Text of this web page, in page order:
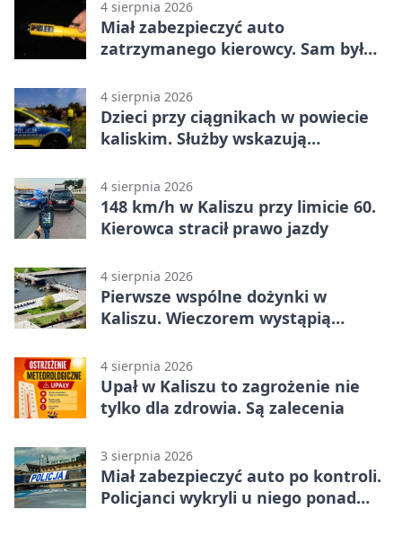
4 sierpnia 2026
Miał zabezpieczyć auto
zatrzymanego kierowcy. Sam był
4 sierpnia 2026
Dzieci przy ciągnikach w powiecie
kaliskim. Służby wskazują
4 sierpnia 2026
148 km/h w Kaliszu przy limicie 60.
Kierowca stracił prawo jazdy
4 sierpnia 2026
Pierwsze wspólne dożynki w
Kaliszu. Wieczorem wystąpią
4 sierpnia 2026
Upał w Kaliszu to zagrożenie nie
tylko dla zdrowia. Są zalecenia
3 sierpnia 2026
Miał zabezpieczyć auto po kontroli.
Policjanci wykryli u niego ponad